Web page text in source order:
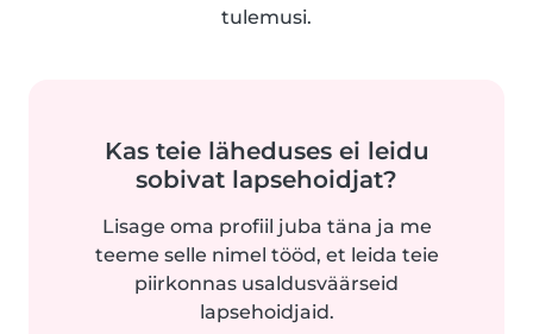
tulemusi.
Kas teie läheduses ei leidu
sobivat lapsehoidjat?
Lisage oma profiil juba täna ja me
teeme selle nimel tööd, et leida teie
piirkonnas usaldusväärseid
lapsehoidjaid.